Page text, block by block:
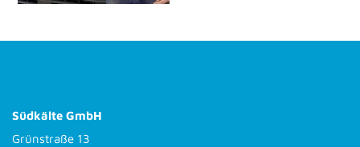
Südkälte GmbH
Grünstraße 13